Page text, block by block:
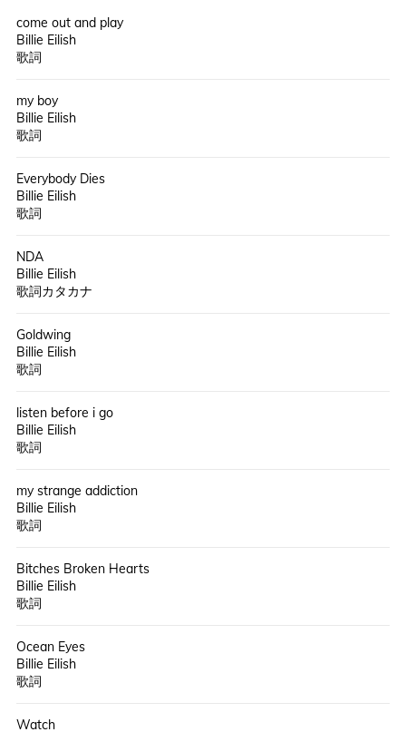
come out and play
Billie Eilish
歌詞
my boy
Billie Eilish
歌詞
Everybody Dies
Billie Eilish
歌詞
NDA
Billie Eilish
歌詞カタカナ
Goldwing
Billie Eilish
歌詞
listen before i go
Billie Eilish
歌詞
my strange addiction
Billie Eilish
歌詞
Bitches Broken Hearts
Billie Eilish
歌詞
Ocean Eyes
Billie Eilish
歌詞
Watch